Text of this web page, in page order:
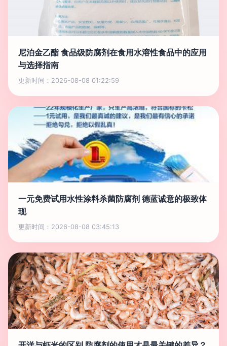
尼泊金乙酯 食品级防腐剂在食用水溶性食品中的应用
与选择指南
更新时间：2026-08-08 01:22:59
一元免费试用水性涂料杀菌防腐剂 德蓝诚意的极致体
现
更新时间：2026-08-08 03:45:13